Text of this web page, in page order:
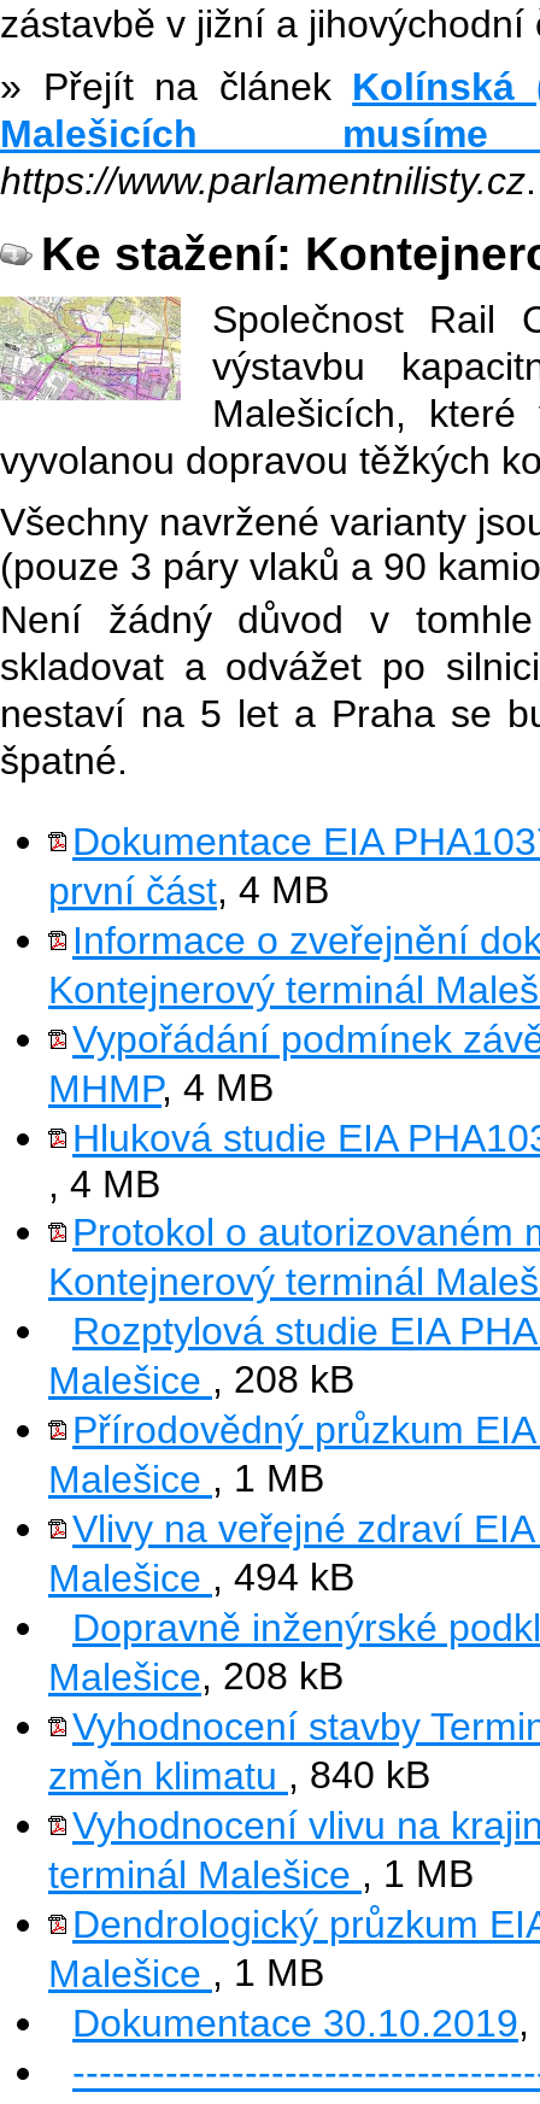
zástavbě v jižní a jihovýchodní
» Přejít na článek Kolínská
Malešicích
https://www.parlamentnilisty.cz.
Ke stažení:
Společnost Rail
výstavbu
Malešicích,
vyvolanou dopravou těžkých
Všechny navržené varianty
(pouze 3 páry vlaků a 90
Není žádný důvod v
skladovat a odvážet po
nestaví na 5 let a Praha se
špatné.
Dokumentace EIA
první část, 4 MB
Informace o zveřejnění
Kontejnerový terminál
Vypořádání podmínek
MHMP, 4 MB
Hluková studie EIA
, 4 MB
Protokol o autorizovaném
Kontejnerový terminál
Rozptylová studie EIA
Malešice , 208 kB
Přírodovědný průzkum
Malešice , 1 MB
Vlivy na veřejné zdraví
Malešice , 494 kB
Dopravně inženýrské
Malešice, 208 kB
Vyhodnocení stavby
změn klimatu , 840 kB
Vyhodnocení vlivu na
terminál Malešice , 1 MB
Dendrologický průzkum
Malešice , 1 MB
Dokumentace 30.10.2019